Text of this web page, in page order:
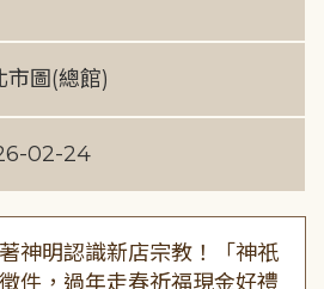
市圖(總館)
02-24
著神明認識新店宗教！「神祇
件，過年走春祈福現金好禮